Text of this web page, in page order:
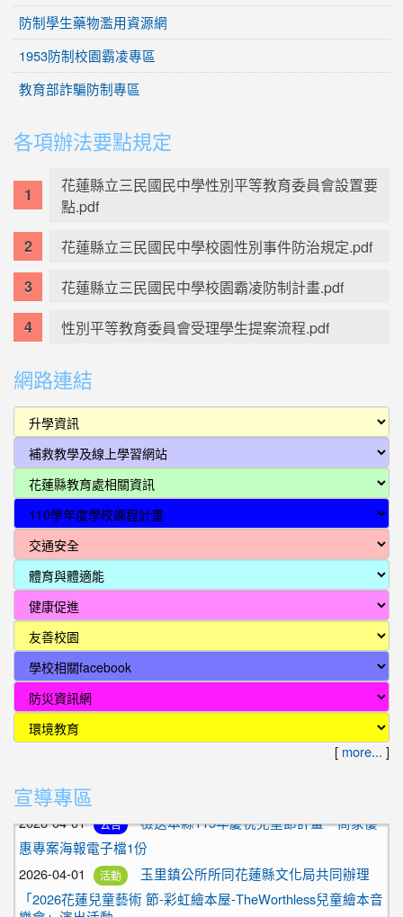
防制學生藥物濫用資源網
1953防制校園霸凌專區
教育部詐騙防制專區
各項辦法要點規定
花蓮縣立三民國民中學性別平等教育委員會設置要
點.pdf
花蓮縣立三民國民中學校園性別事件防治規定.pdf
花蓮縣立三民國民中學校園霸凌防制計畫.pdf
性別平等教育委員會受理學生提案流程.pdf
網路連結
[ more... ]
宣導專區
2026-04-13 公告
（115）年4月25日（星期六）於公館校區舉辦「2026師大地
科開放參觀日」
2026-04-04
活動
玉東國中職探中心開設假日營，相關事
2026-04-01
2026-04-01
活動
玉里鎮公所所同花蓮縣文化局共同辦理
「2026花蓮兒童藝術 節-彩虹繪本屋-TheWorthless兒童繪本音
樂會」演出活動
2026-04-01
花蓮縣健康促進學校指標問卷
2025-01-02 拒檳素養學習錦囊
2023-03-13
活動
轉知社團法人中華民國牙醫師公會全國聯